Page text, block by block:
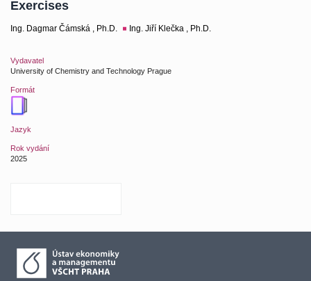
Exercises
Ing. Dagmar Čámská , Ph.D. Ing. Jiří Klečka , Ph.D.
Vydavatel
University of Chemistry and Technology Prague
Formát
Jazyk
Rok vydání
2025